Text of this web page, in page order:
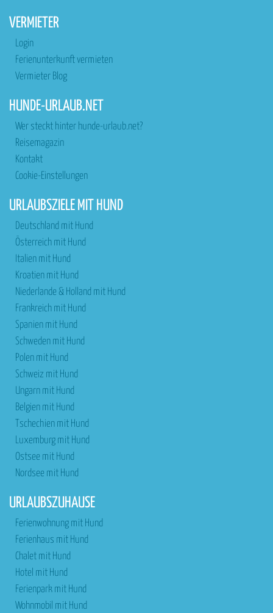
VERMIETER
Login
Ferienunterkunft vermieten
Vermieter Blog
HUNDE-URLAUB.NET
Wer steckt hinter hunde-urlaub.net?
Reisemagazin
Kontakt
Cookie-Einstellungen
URLAUBSZIELE MIT HUND
Deutschland mit Hund
Österreich mit Hund
Italien mit Hund
Kroatien mit Hund
Niederlande & Holland mit Hund
Frankreich mit Hund
Spanien mit Hund
Schweden mit Hund
Polen mit Hund
Schweiz mit Hund
Ungarn mit Hund
Belgien mit Hund
Tschechien mit Hund
Luxemburg mit Hund
Ostsee mit Hund
Nordsee mit Hund
URLAUBSZUHAUSE
Ferienwohnung mit Hund
Ferienhaus mit Hund
Chalet mit Hund
Hotel mit Hund
Ferienpark mit Hund
Wohnmobil mit Hund